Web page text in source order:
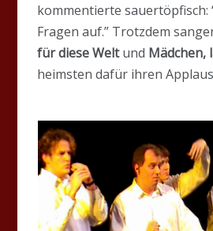
kommentierte sauertöpfisch:
Fragen auf.” Trotzdem
für diese Weltund Mädchen,
heimsten dafür ihren